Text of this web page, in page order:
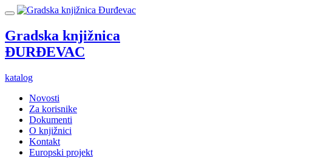
Gradska knjižnica
ĐURĐEVAC
katalog
Novosti
Za korisnike
Dokumenti
O knjižnici
Kontakt
Europski projekt